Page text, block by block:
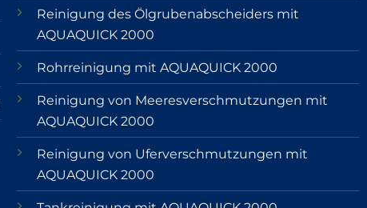
Reinigung des Ölgrubenabscheiders mit
AQUAQUICK 2000
Rohrreinigung mit AQUAQUICK 2000
Reinigung von Meeresverschmutzungen mit
AQUAQUICK 2000
Reinigung von Uferverschmutzungen mit
AQUAQUICK 2000